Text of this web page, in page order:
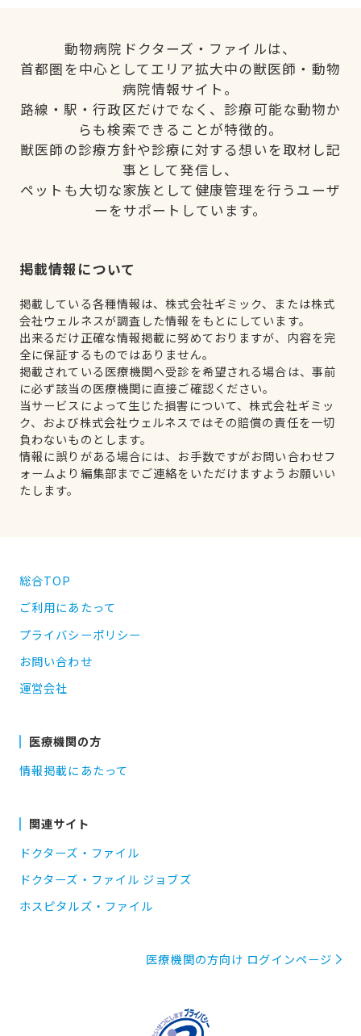
動物病院ドクターズ・ファイルは、
首都圏を中心としてエリア拡大中の獣医師・動物
病院情報サイト。
路線・駅・行政区だけでなく、診療可能な動物か
らも検索できることが特徴的。
獣医師の診療方針や診療に対する想いを取材し記
事として発信し、
ペットも大切な家族として健康管理を行うユーザ
ーをサポートしています。
掲載情報について
掲載している各種情報は、株式会社ギミック、または株式
会社ウェルネスが調査した情報をもとにしています。
出来るだけ正確な情報掲載に努めておりますが、内容を完
全に保証するものではありません。
掲載されている医療機関へ受診を希望される場合は、事前
に必ず該当の医療機関に直接ご確認ください。
当サービスによって生じた損害について、株式会社ギミッ
ク、および株式会社ウェルネスではその賠償の責任を一切
負わないものとします。
情報に誤りがある場合には、お手数ですがお問い合わせフ
ォームより編集部までご連絡をいただけますようお願いい
たします。
総合TOP
ご利用にあたって
プライバシーポリシー
お問い合わせ
運営会社
医療機関の方
情報掲載にあたって
関連サイト
ドクターズ・ファイル
ドクターズ・ファイル ジョブズ
ホスピタルズ・ファイル
医療機関の方向け ログインページ